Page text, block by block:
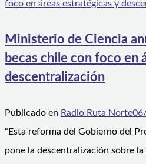
Ministerio de Ciencia
becas chile con foco en
descentralización
Publicado en Radio Ruta Norte
“Esta reforma del Gobierno del
pone la descentralización sobre